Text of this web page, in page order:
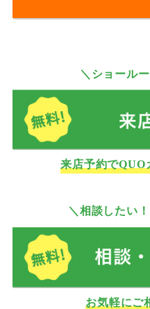
＼ショール
来店予約でQUO
＼相談したい
お気軽にご